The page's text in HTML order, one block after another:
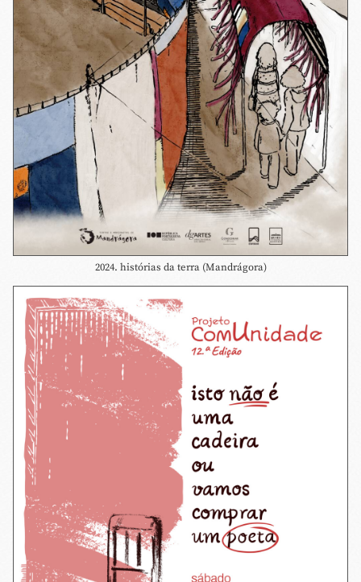
2024. histórias da terra (Mandrágora)